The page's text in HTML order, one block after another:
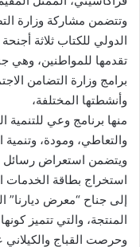
وتتضمن مشاركة وزارة
الدولي للكتاب ثلاثة
تقدمها للمواطنين، وهي
برامج وزارة التضامن
وأنشطتها المختلفة،
منها برنامج وعي للتنمية
والتعاطي، ومودة،
ويتضمن استعراض رسائل
استخراج بطاقة الخدمات
إلى جناح “معرض
المنتجة، والتي تتميز
وحرصت القباج والكيلاني